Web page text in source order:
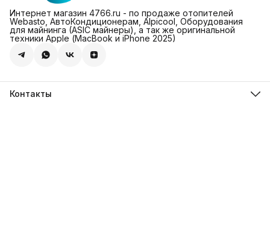
Интернет магазин 4766.ru - по продаже отопителей
Webasto, АвтоКондиционерам, Alpicool, Оборудования
для майнинга (ASIC майнеры), а так же оригинальной
техники Apple (МасBook и iPhone 2025)
Контакты